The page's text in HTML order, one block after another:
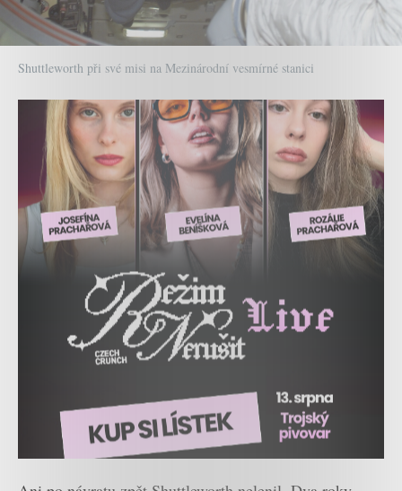
Shuttleworth při své misi na Mezinárodní vesmírné stanici